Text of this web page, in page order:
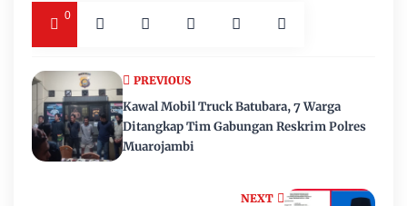
0
NEXT
PREVIOUS
Kawal Mobil Truck Batubara, 7 Warga
Ditangkap Tim Gabungan Reskrim Polres
Muarojambi